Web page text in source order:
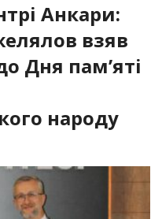
Анкари:
взяв
Дня пам’яті
народу